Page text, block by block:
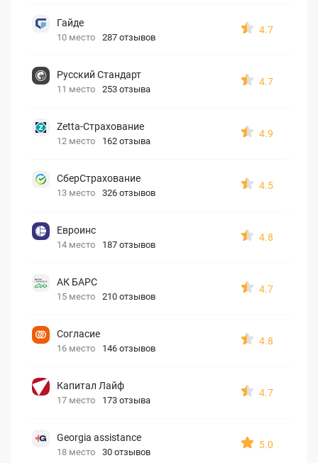
Гайде
10 место 287 отзывов
4.7
Русский Стандарт
11 место 253 отзыва
4.7
Zetta-Страхование
12 место 162 отзыва
4.9
СберСтрахование
13 место 326 отзывов
4.5
Евроинс
14 место 187 отзывов
4.8
АК БАРС
15 место 210 отзывов
4.7
Согласие
16 место 146 отзывов
4.8
Капитал Лайф
17 место 173 отзыва
4.7
Georgia assistance
18 место 30 отзывов
5.0